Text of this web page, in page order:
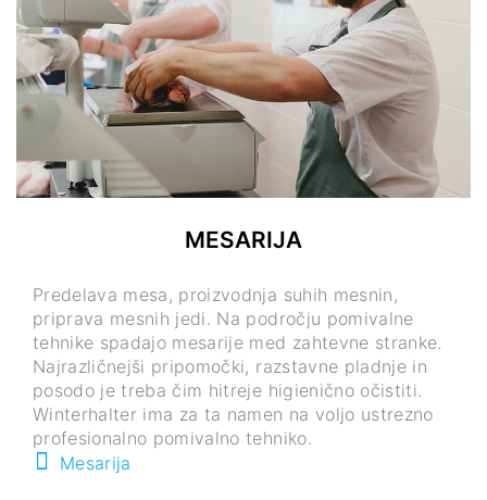
MESARIJA
Predelava mesa, proizvodnja suhih mesnin,
priprava mesnih jedi. Na področju pomivalne
tehnike spadajo mesarije med zahtevne stranke.
Najrazličnejši pripomočki, razstavne pladnje in
posodo je treba čim hitreje higienično očistiti.
Winterhalter ima za ta namen na voljo ustrezno
profesionalno pomivalno tehniko.
Mesarija